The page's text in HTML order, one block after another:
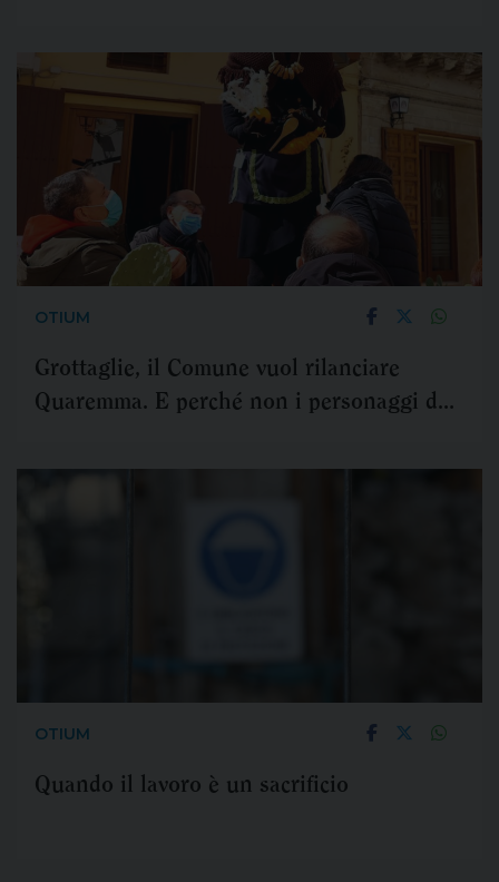
OTIUM
Grottaglie, il Comune vuol rilanciare
Quaremma. E perché non i personaggi del
OTIUM
Quando il lavoro è un sacrificio